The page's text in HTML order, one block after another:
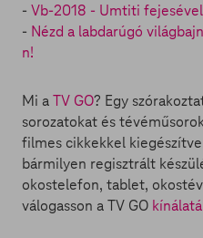
- Vb-2018 - Umtiti
- Nézd a labdarúgó
n!
Mi aTV GO? Egy
sorozatokat és
filmes cikkekkel
bármilyen regisztrált
okostelefon, tablet,
válogasson a TV GO